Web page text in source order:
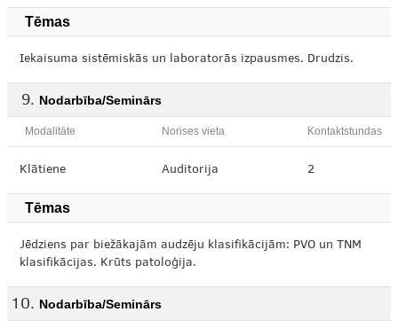
Tēmas
Iekaisuma sistēmiskās un laboratorās izpausmes. Drudzis.
Nodarbība/Seminārs
Modalitāte Norises vieta Kontaktstundas
Klātiene Auditorija 2
Tēmas
Jēdziens par biežākajām audzēju klasifikācijām: PVO un TNM
klasifikācijas. Krūts patoloģija.
Nodarbība/Seminārs